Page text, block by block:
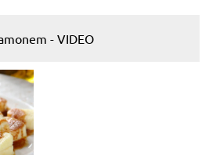
- VIDEO